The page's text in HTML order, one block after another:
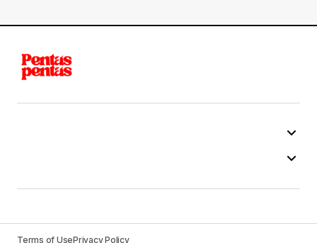
Terms of UsePrivacy Policy